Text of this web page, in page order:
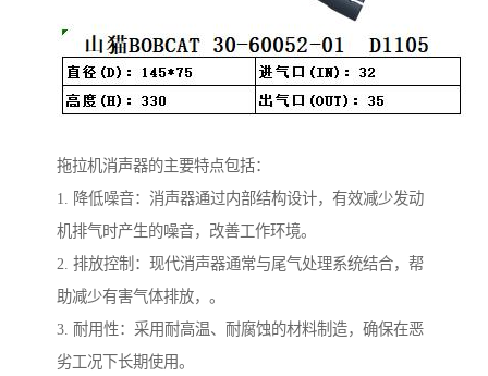
拖拉机消声器的主要特点包括：
1. 降低噪音：消声器通过内部结构设计，有效减少发动
机排气时产生的噪音，改善工作环境。
2. 排放控制：现代消声器通常与尾气处理系统结合，帮
助减少有害气体排放，。
3. 耐用性：采用耐高温、耐腐蚀的材料制造，确保在恶
劣工况下长期使用。